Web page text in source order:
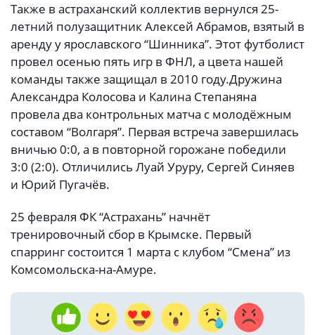
Также в астраханский коллектив вернулся 25-
летний полузащитник Алексей Абрамов, взятый в
аренду у ярославского “Шинника”. Этот футболист
провел осенью пять игр в ФНЛ, а цвета нашей
команды также защищал в 2010 году.Дружина
Александра Колосова и Калина Степаняна
провела два контрольных матча с молодёжным
составом “Волгаря”. Первая встреча завершилась
вничью 0:0, а в повторной горожане победили
3:0 (2:0). Отличились Луай Уруру, Сергей Синяев
и Юрий Пугачёв.
25 февраля ФК “Астрахань” начнёт
тренировочный сбор в Крымске. Первый
спарринг состоится 1 марта с клубом “Смена” из
Комсомольска-на-Амуре.